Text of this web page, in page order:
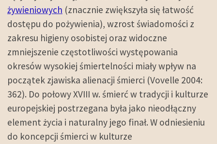
żywieniowych (znacznie zwiększyła się łatwość
dostępu do pożywienia), wzrost świadomości z
zakresu higieny osobistej oraz widoczne
zmniejszenie częstotliwości występowania
okresów wysokiej śmiertelności miały wpływ na
początek zjawiska alienacji śmierci (Vovelle 2004:
362). Do połowy XVIII w. śmierć w tradycji i kulturze
europejskiej postrzegana była jako nieodłączny
element życia i naturalny jego finał. W odniesieniu
do koncepcji śmierci w kulturze